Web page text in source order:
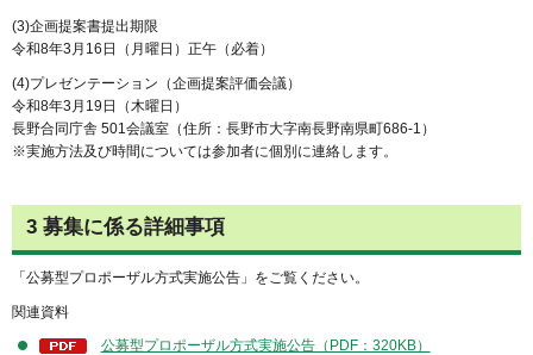
(3)企画提案書提出期限
令和8年3月16日（月曜日）正午（必着）
(4)プレゼンテーション（企画提案評価会議）
令和8年3月19日（木曜日）
長野合同庁舎 501会議室（住所：長野市大字南長野南県町686-1）
※実施方法及び時間については参加者に個別に連絡します。
3 募集に係る詳細事項
「公募型プロポーザル方式実施公告」をご覧ください。
関連資料
公募型プロポーザル方式実施公告（PDF：320KB）